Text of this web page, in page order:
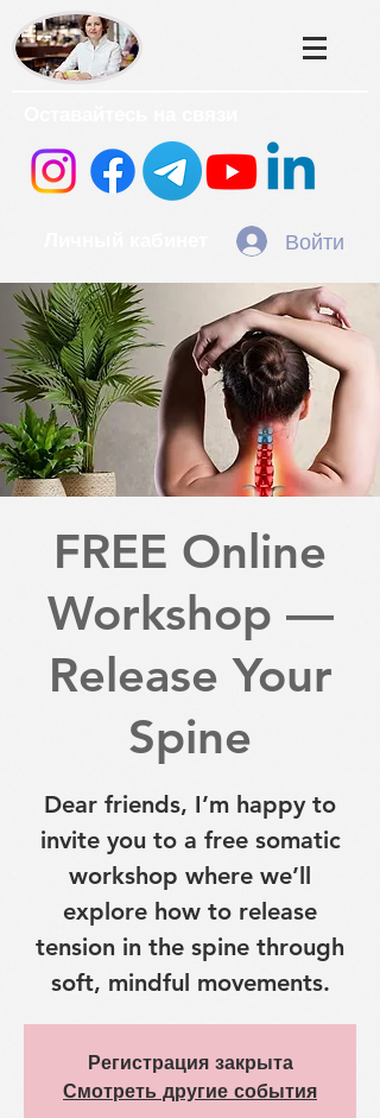
Войти
FREE Online
Workshop —
Release Your
Spine
invite you to a free somatic
workshop where we’ll
explore how to release
tension in the spine through
soft, mindful movements.
Регистрация закрыта
Смотреть другие события